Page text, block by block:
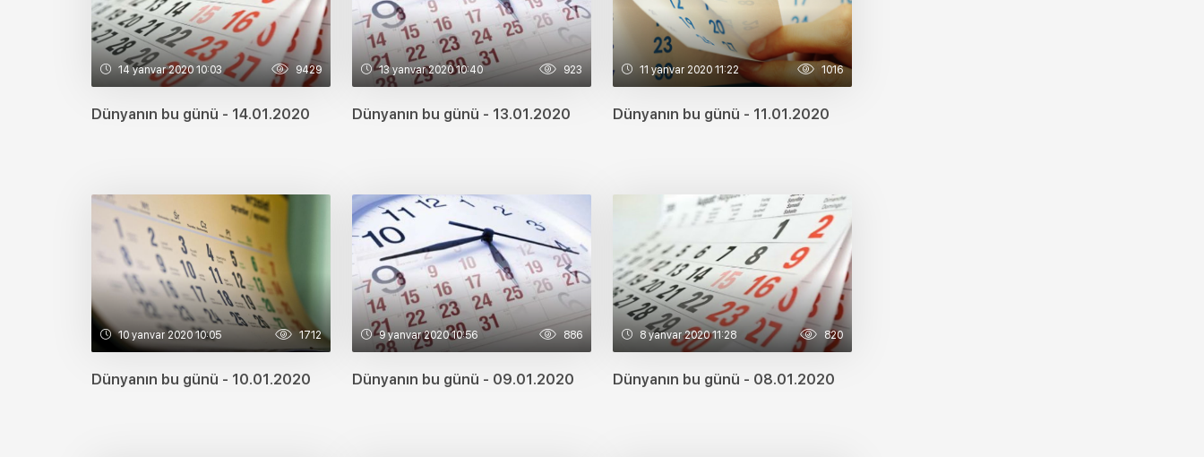
14 yanvar 2020 10:03 9429
Dünyanın bu günü - 14.01.2020
13 yanvar 2020 10:40 923
Dünyanın bu günü - 13.01.2020
11 yanvar 2020 11:22 1016
Dünyanın bu günü - 11.01.2020
10 yanvar 2020 10:05 1712
Dünyanın bu günü - 10.01.2020
9 yanvar 2020 10:56 886
Dünyanın bu günü - 09.01.2020
8 yanvar 2020 11:28 820
Dünyanın bu günü - 08.01.2020